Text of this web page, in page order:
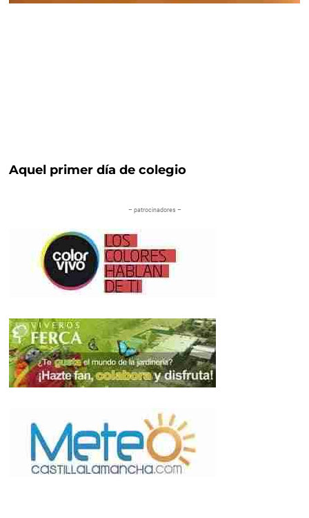
Aquel primer día de colegio
– patrocinadores –